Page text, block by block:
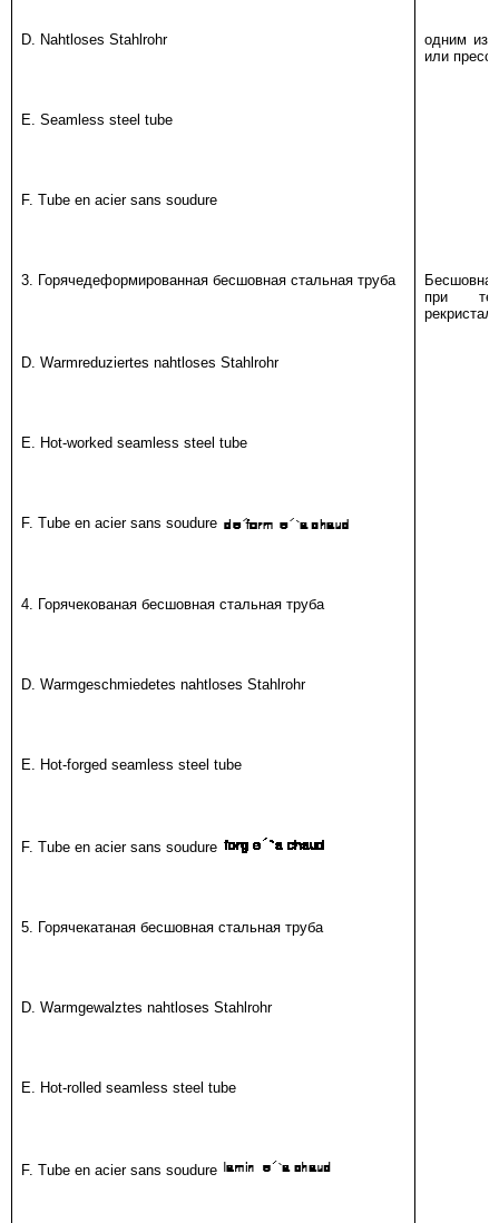
D. Nahtloses Stahlrohr
одним из
или
E. Seamless steel tube
F. Tube en acier sans soudure
3. Горячедеформированная бесшовная стальная труба
при
D. Warmreduziertes nahtloses Stahlrohr
E. Hot-worked seamless steel tube
F. Tube en acier sans soudure
4. Горячекованая бесшовная стальная труба
D. Warmgeschmiedetes nahtloses Stahlrohr
E. Hot-forged seamless steel tube
F. Tube en acier sans soudure
5. Горячекатаная бесшовная стальная труба
D. Warmgewalztes nahtloses Stahlrohr
E. Hot-rolled seamless steel tube
F. Tube en acier sans soudure